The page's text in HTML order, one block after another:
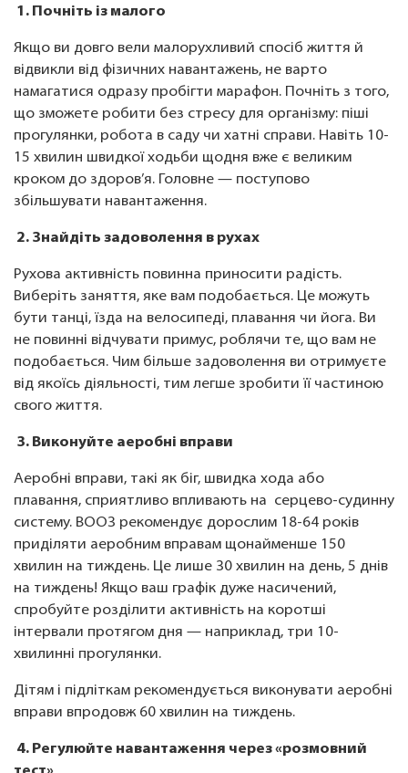
1. Почніть із малого
Якщо ви довго вели малорухливий спосіб життя й
відвикли від фізичних навантажень, не варто
намагатися одразу пробігти марафон. Почніть з того,
що зможете робити без стресу для організму: піші
прогулянки, робота в саду чи хатні справи. Навіть 10-
15 хвилин швидкої ходьби щодня вже є великим
кроком до здоров’я. Головне — поступово
збільшувати навантаження.
2. Знайдіть задоволення в рухах
Рухова активність повинна приносити радість.
Виберіть заняття, яке вам подобається. Це можуть
бути танці, їзда на велосипеді, плавання чи йога. Ви
не повинні відчувати примус, роблячи те, що вам не
подобається. Чим більше задоволення ви отримуєте
від якоїсь діяльності, тим легше зробити її частиною
свого життя.
3. Виконуйте аеробні вправи
Аеробні вправи, такі як біг, швидка хода або
плавання, сприятливо впливають на серцево-судинну
систему. ВООЗ рекомендує дорослим 18-64 років
приділяти аеробним вправам щонайменше 150
хвилин на тиждень. Це лише 30 хвилин на день, 5 днів
на тиждень! Якщо ваш графік дуже насичений,
спробуйте розділити активність на коротші
інтервали протягом дня — наприклад, три 10-
хвилинні прогулянки.
Дітям і підліткам рекомендується виконувати аеробні
вправи впродовж 60 хвилин на тиждень.
4. Регулюйте навантаження через «розмовний